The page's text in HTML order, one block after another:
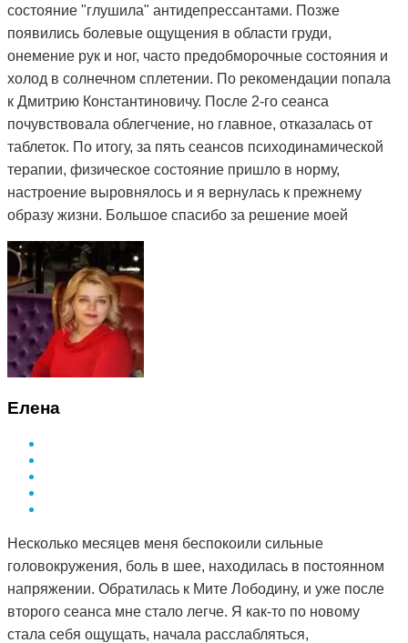
состояние "глушила" антидепрессантами. Позже
появились болевые ощущения в области груди,
онемение рук и ног, часто предобморочные состояния и
холод в солнечном сплетении. По рекомендации попала
к Дмитрию Константиновичу. После 2-го сеанса
почувствовала облегчение, но главное, отказалась от
таблеток. По итогу, за пять сеансов психодинамической
терапии, физическое состояние пришло в норму,
настроение выровнялось и я вернулась к прежнему
образу жизни. Большое спасибо за решение моей
проблемы и деликатный подход.
Елена
Несколько месяцев меня беспокоили сильные
головокружения, боль в шее, находилась в постоянном
напряжении. Обратилась к Мите Лободину, и уже после
второго сеанса мне стало легче. Я как-то по новому
стала себя ощущать, начала расслабляться,